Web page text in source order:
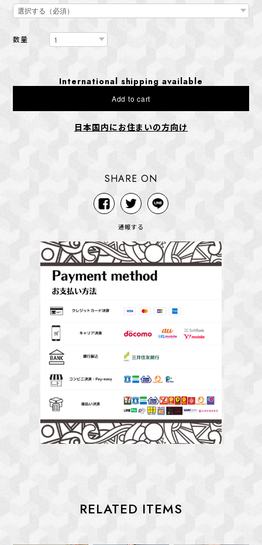
数量
International shipping available
Add to cart
日本国内にお住まいの方向け
SHARE ON
通報する
RELATED ITEMS